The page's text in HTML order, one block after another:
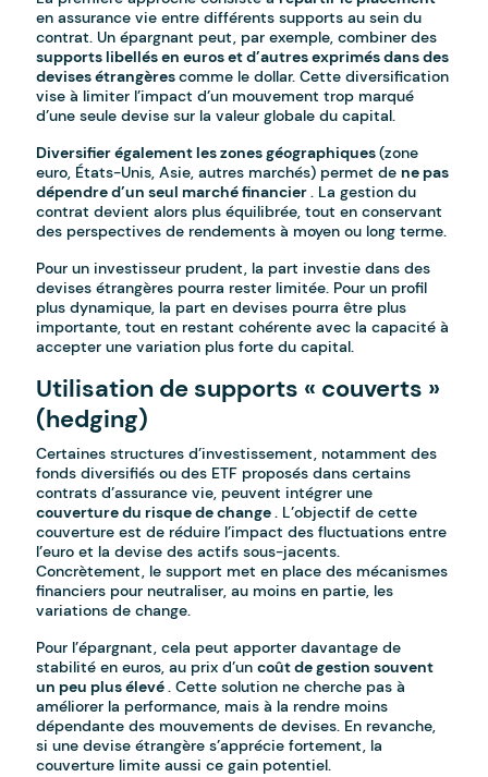
en assurance vie entre différents supports au sein du
contrat. Un épargnant peut, par exemple, combiner des
supports libellés en euros et d’autres exprimés dans des
devises étrangèrescomme le dollar. Cette diversification
vise à limiter l’impact d’un mouvement trop marqué
d’une seule devise sur la valeur globale du capital.
Diversifier également les zones géographiques(zone
euro, États-Unis, Asie, autres marchés) permet dene pas
dépendre d’un seul marché financier. La gestion du
contrat devient alors plus équilibrée, tout en conservant
des perspectives de rendements à moyen ou long terme.
Pour un investisseur prudent, la part investie dans des
devises étrangères pourra rester limitée. Pour un profil
plus dynamique, la part en devises pourra être plus
importante, tout en restant cohérente avec la capacité à
accepter une variation plus forte du capital.
Utilisation de supports « couverts »
(hedging)
Certaines structures d’investissement, notamment des
fonds diversifiés ou des ETF proposés dans certains
contrats d’assurance vie, peuvent intégrer une
couverture du risque de change. L’objectif de cette
couverture est de réduire l’impact des fluctuations entre
l’euro et la devise des actifs sous-jacents.
Concrètement, le support met en place des mécanismes
financiers pour neutraliser, au moins en partie, les
variations de change.
Pour l’épargnant, cela peut apporter davantage de
stabilité en euros, au prix d’uncoût de gestion souvent
un peu plus élevé. Cette solution ne cherche pas à
améliorer la performance, mais à la rendre moins
dépendante des mouvements de devises. En revanche,
si une devise étrangère s’apprécie fortement, la
couverture limite aussi ce gain potentiel.